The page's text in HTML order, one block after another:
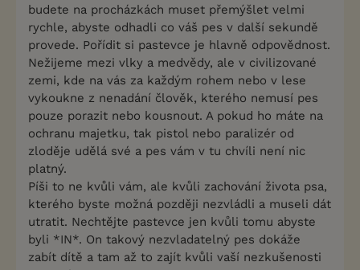
budete na procházkách muset přemýšlet velmi
rychle, abyste odhadli co váš pes v další sekundě
provede. Pořídit si pastevce je hlavně odpovědnost.
Nežijeme mezi vlky a medvědy, ale v civilizované
zemi, kde na vás za každým rohem nebo v lese
vykoukne z nenadání člověk, kterého nemusí pes
pouze porazit nebo kousnout. A pokud ho máte na
ochranu majetku, tak pistol nebo paralizér od
zloděje udělá své a pes vám v tu chvíli není nic
platný.
Píši to ne kvůli vám, ale kvůli zachování života psa,
kterého byste možná později nezvládli a museli dát
utratit. Nechtějte pastevce jen kvůli tomu abyste
byli *IN*. On takový nezvladatelný pes dokáže
zabít dítě a tam až to zajít kvůli vaší nezkušenosti